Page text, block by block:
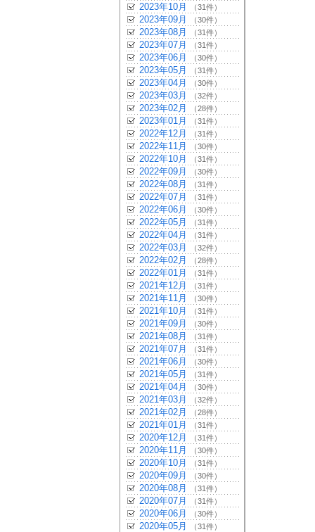
2023年10月 （31件）
2023年09月 （30件）
2023年08月 （31件）
2023年07月 （31件）
2023年06月 （30件）
2023年05月 （31件）
2023年04月 （30件）
2023年03月 （32件）
2023年02月 （28件）
2023年01月 （31件）
2022年12月 （31件）
2022年11月 （30件）
2022年10月 （31件）
2022年09月 （30件）
2022年08月 （31件）
2022年07月 （31件）
2022年06月 （30件）
2022年05月 （31件）
2022年04月 （31件）
2022年03月 （32件）
2022年02月 （28件）
2022年01月 （31件）
2021年12月 （31件）
2021年11月 （30件）
2021年10月 （31件）
2021年09月 （30件）
2021年08月 （31件）
2021年07月 （31件）
2021年06月 （30件）
2021年05月 （31件）
2021年04月 （30件）
2021年03月 （32件）
2021年02月 （28件）
2021年01月 （31件）
2020年12月 （31件）
2020年11月 （30件）
2020年10月 （31件）
2020年09月 （30件）
2020年08月 （31件）
2020年07月 （31件）
2020年06月 （30件）
2020年05月 （31件）